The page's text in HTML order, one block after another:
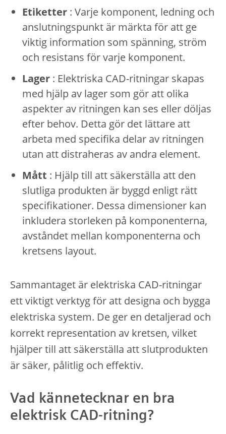
Etiketter : Varje komponent, ledning och
anslutningspunkt är märkta för att ge
viktig information som spänning, ström
och resistans för varje komponent.
Lager : Elektriska CAD-ritningar skapas
med hjälp av lager som gör att olika
aspekter av ritningen kan ses eller döljas
efter behov. Detta gör det lättare att
arbeta med specifika delar av ritningen
utan att distraheras av andra element.
Mått : Hjälp till att säkerställa att den
slutliga produkten är byggd enligt rätt
specifikationer. Dessa dimensioner kan
inkludera storleken på komponenterna,
avståndet mellan komponenterna och
kretsens layout.
Sammantaget är elektriska CAD-ritningar
ett viktigt verktyg för att designa och bygga
elektriska system. De ger en detaljerad och
korrekt representation av kretsen, vilket
hjälper till att säkerställa att slutprodukten
är säker, pålitlig och effektiv.
Vad kännetecknar en bra
elektrisk CAD-ritning?